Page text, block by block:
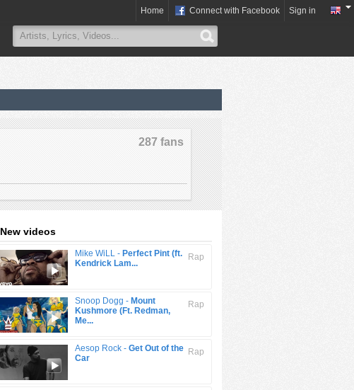
Home Connect with Facebook Sign in
287 fans
New videos
Rap
Mike WiLL - Perfect Pint (ft.
Kendrick Lam...
Rap
Snoop Dogg - Mount
Kushmore (Ft. Redman,
Me...
Rap
Aesop Rock - Get Out of the
Car